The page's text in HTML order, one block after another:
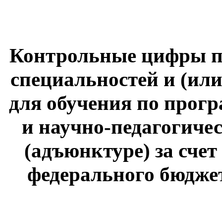
Контрольные цифры
специальностей и
для обучения по
и научно-
(адъюнктуре) за
федерального